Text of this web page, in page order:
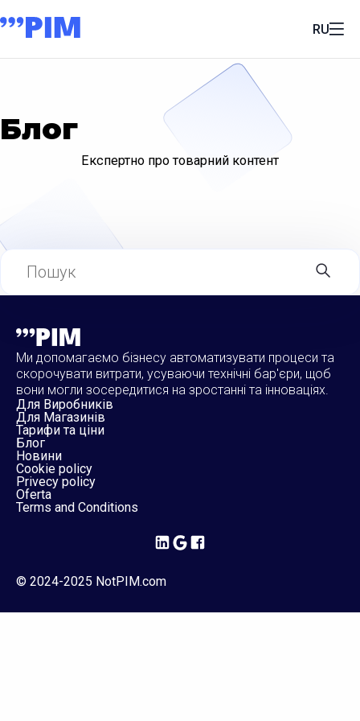
RU
Блог
Експертно про товарний контент
Ми допомагаємо бізнесу автоматизувати процеси та
скорочувати витрати, усуваючи технічні бар'єри, щоб
вони могли зосередитися на зростанні та інноваціях.
Для Виробників
Для Магазинів
Тарифи та ціни
Блог
Новини
Cookie policy
Privecy policy
Oferta
Terms and Conditions
© 2024-2025 NotPIM.com